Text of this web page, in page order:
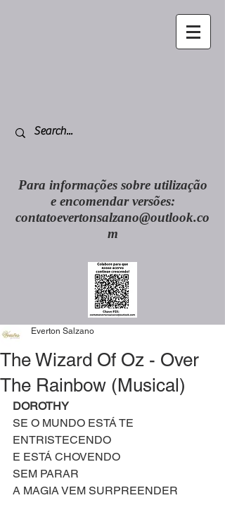
Para informações sobre utilização
e encomendar versões:
contatoevertonsalzano@outlook.co
m
The Wizard Of Oz - Over
The Rainbow (Musical)
Everton Salzano
DOROTHY
SE O MUNDO ESTÁ TE
ENTRISTECENDO
E ESTÁ CHOVENDO
SEM PARAR
A MAGIA VEM SURPREENDER